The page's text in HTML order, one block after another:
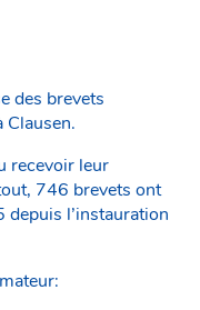
des brevets
Clausen.
recevoir leur
746 brevets ont
depuis l’instauration